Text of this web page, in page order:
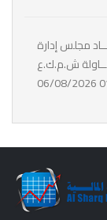
مجلس إدارة
ش.م.ك.ع
06/08/2026